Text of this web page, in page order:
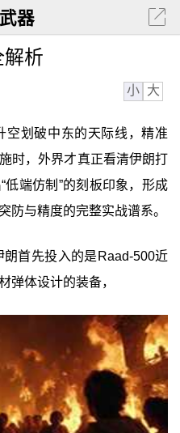
器
析
小 大
空划破中东的天际线，精准
时，外界才真正看清伊朗打
低端仿制”的刻板印象，形成
防与精度的完整实战谱系。
首先投入的是Raad-500近
弹体设计的装备，